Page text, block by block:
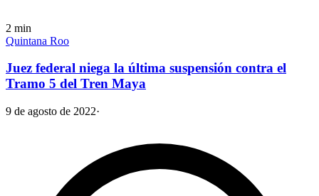
2 min
Quintana Roo
Juez federal niega la última suspensión contra el
Tramo 5 del Tren Maya
9 de agosto de 2022·